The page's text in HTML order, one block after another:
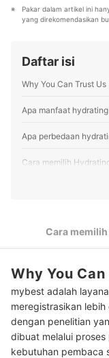
sehari-
Pakar dalam artikel ini
yang direkomendasikan
Daftar isi
Why You Can Trust Us
Apa manfaat
Apa perbedaan
Cara memilih
berisiko
4
Kenali juga
di atas dan
permasalahan
Peringkat Hydrating
Cara memilih
Why You
mybest adalah
meregistrasikan
dengan penelitian
dibuat melalui
kebutuhan pembaca